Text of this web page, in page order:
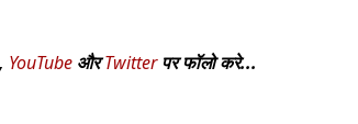
, YouTube औरTwitterपर फॉलो करे...